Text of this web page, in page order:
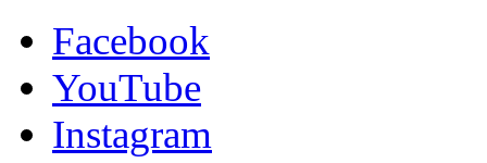
Facebook
YouTube
Instagram